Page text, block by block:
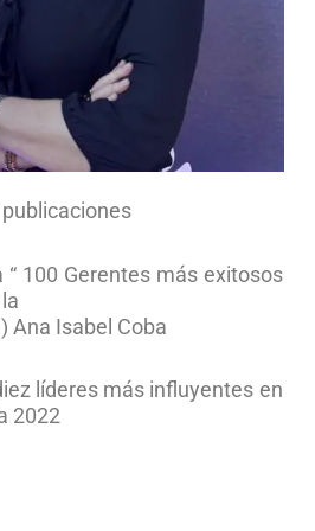
gestionar resultados en
adecuada planeación,
actividades.
la Asociación nacional de
y otras entidades.
“ 100 Gerentes más exitosos
Ana Isabel Coba
líderes más influyentes en
2022